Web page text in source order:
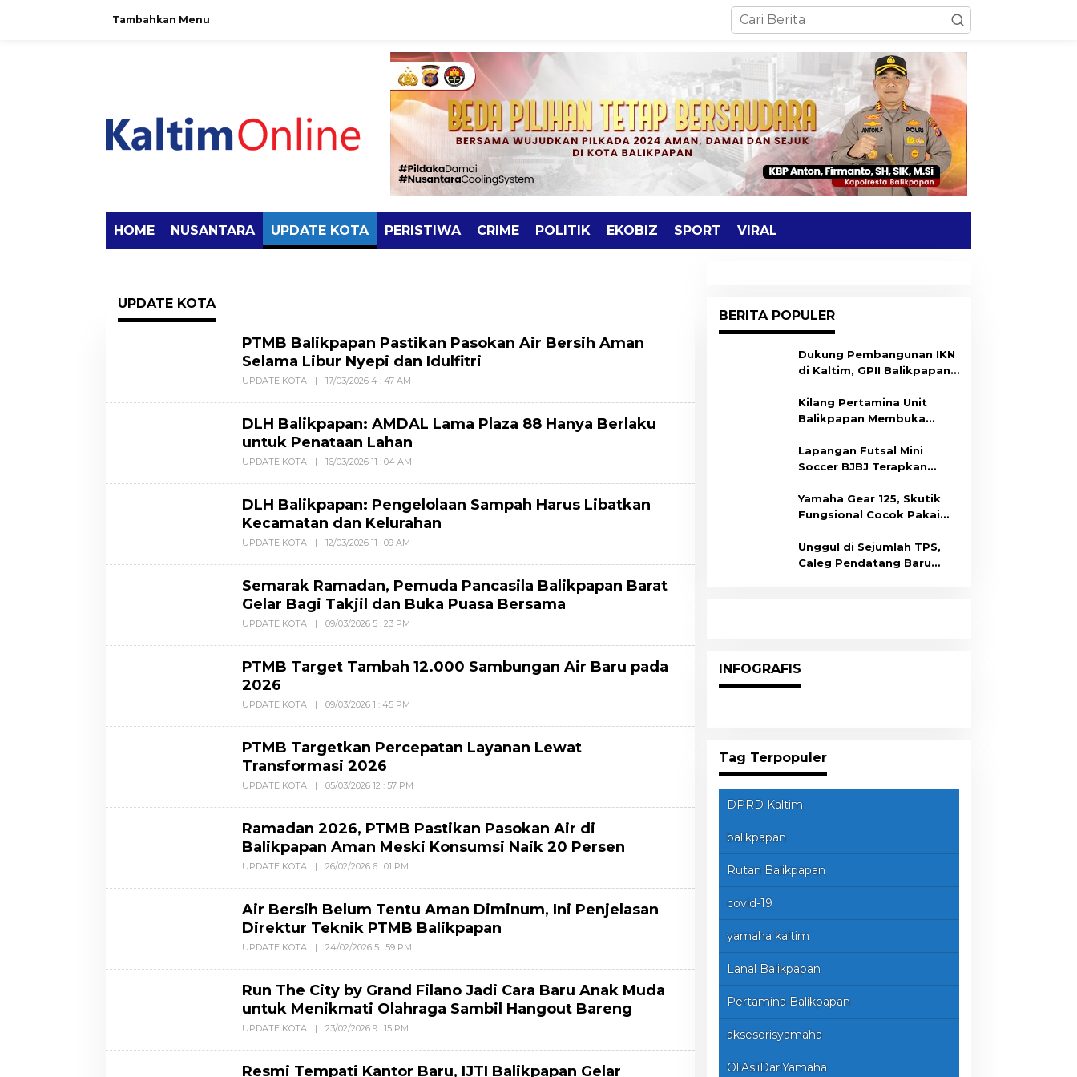
Tambahkan Menu
HOME NUSANTARA UPDATE KOTA PERISTIWA CRIME POLITIK EKOBIZ SPORT VIRAL
UPDATE KOTA
PTMB Balikpapan Pastikan Pasokan Air Bersih Aman
Selama Libur Nyepi dan Idulfitri
UPDATE KOTA | 17/03/2026 4 : 47 AM
DLH Balikpapan: AMDAL Lama Plaza 88 Hanya Berlaku
untuk Penataan Lahan
UPDATE KOTA | 16/03/2026 11 : 04 AM
DLH Balikpapan: Pengelolaan Sampah Harus Libatkan
Kecamatan dan Kelurahan
UPDATE KOTA | 12/03/2026 11 : 09 AM
Semarak Ramadan, Pemuda Pancasila Balikpapan Barat
Gelar Bagi Takjil dan Buka Puasa Bersama
UPDATE KOTA | 09/03/2026 5 : 23 PM
PTMB Target Tambah 12.000 Sambungan Air Baru pada
2026
UPDATE KOTA | 09/03/2026 1 : 45 PM
PTMB Targetkan Percepatan Layanan Lewat
Transformasi 2026
UPDATE KOTA | 05/03/2026 12 : 57 PM
Ramadan 2026, PTMB Pastikan Pasokan Air di
Balikpapan Aman Meski Konsumsi Naik 20 Persen
UPDATE KOTA | 26/02/2026 6 : 01 PM
Air Bersih Belum Tentu Aman Diminum, Ini Penjelasan
Direktur Teknik PTMB Balikpapan
UPDATE KOTA | 24/02/2026 5 : 59 PM
Run The City by Grand Filano Jadi Cara Baru Anak Muda
untuk Menikmati Olahraga Sambil Hangout Bareng
UPDATE KOTA | 23/02/2026 9 : 15 PM
Resmi Tempati Kantor Baru, IJTI Balikpapan Gelar
BERITA POPULER
Dukung Pembangunan IKN
di Kaltim, GPII Balikpapan
Kilang Pertamina Unit
Balikpapan Membuka
Dukung Kesiapan Calon
Tenaga Kerja
Lapangan Futsal Mini
Soccer BJBJ Terapkan
Yamaha Gear 125, Skutik
Fungsional Cocok Pakai
Unggul di Sejumlah TPS,
Caleg Pendatang Baru
INFOGRAFIS
Tag Terpopuler
DPRD Kaltim
balikpapan
Rutan Balikpapan
covid-19
yamaha kaltim
Lanal Balikpapan
Pertamina Balikpapan
aksesorisyamaha
OliAsliDariYamaha